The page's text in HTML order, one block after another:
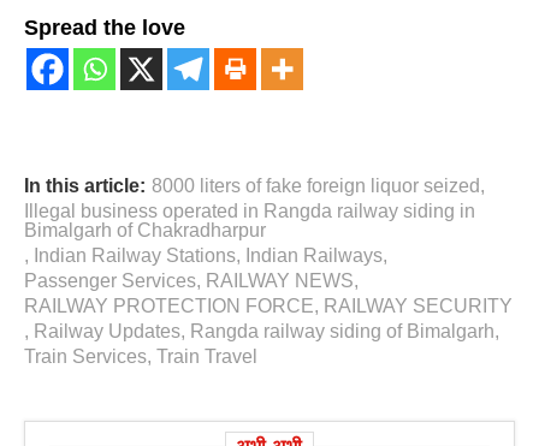
Spread the love
In this article: 8000 liters of fake foreign liquor seized,
Illegal business operated in Rangda railway siding in
Bimalgarh of Chakradharpur
, Indian Railway Stations, Indian Railways,
Passenger Services, RAILWAY NEWS,
RAILWAY PROTECTION FORCE, RAILWAY SECURITY
, Railway Updates, Rangda railway siding of Bimalgarh,
Train Services, Train Travel